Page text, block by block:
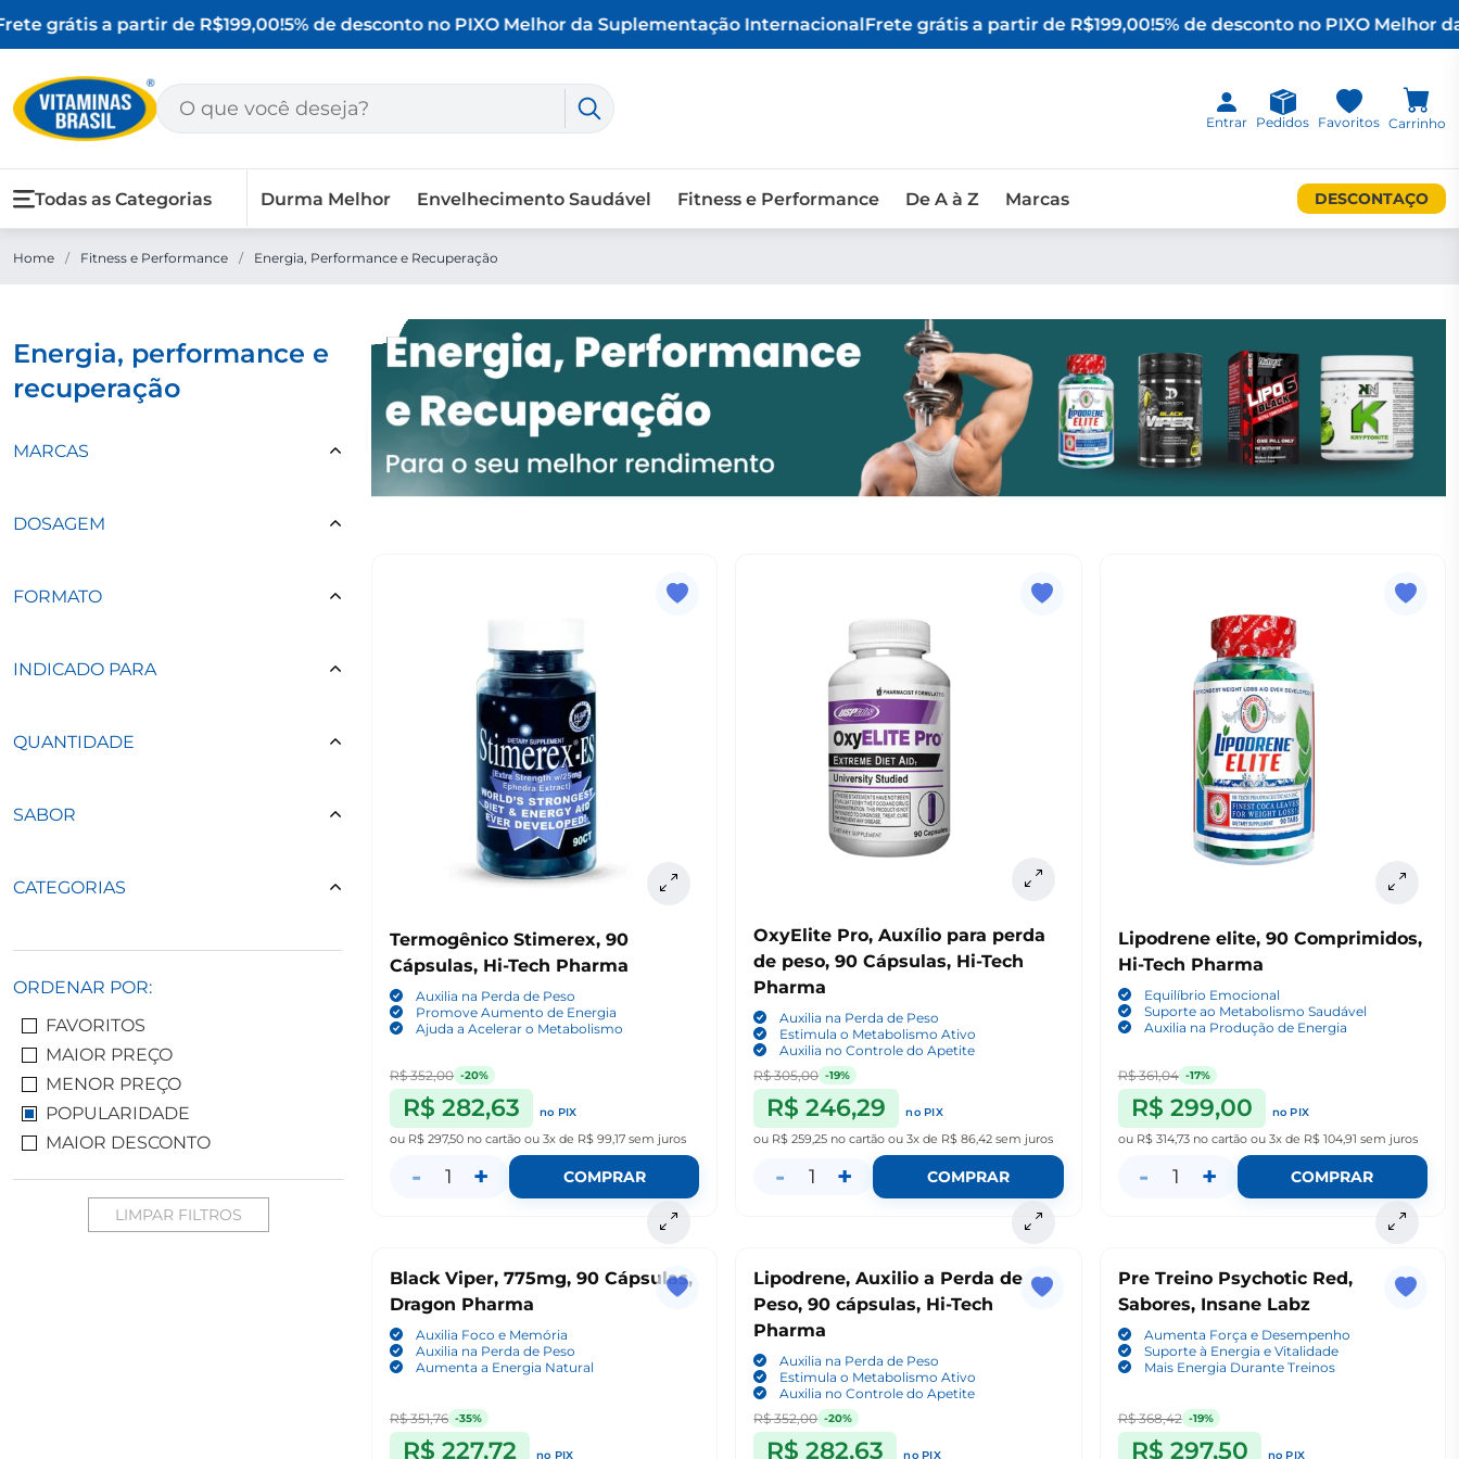
grátis a partir de R$199,00!5% de desconto no PIXO Melhor da Suplementação InternacionalFrete grátis a partir de R$199,00!5% de desconto no PIXO Melhor da
Entrar Pedidos Favoritos Carrinho
Todas as Categorias Durma Melhor Envelhecimento Saudável Fitness e Performance De A à Z Marcas DESCONTAÇO
Home / Fitness e Performance / Energia, Performance e Recuperação
energia, performance e
recuperação
MARCAS
DOSAGEM
FORMATO
INDICADO PARA
QUANTIDADE
SABOR
CATEGORIAS
ORDENAR POR:
FAVORITOS
MAIOR PREÇO
MENOR PREÇO
POPULARIDADE
MAIOR DESCONTO
LIMPAR FILTROS
Termogênico Stimerex, 90
Cápsulas, Hi-Tech Pharma
Auxilia na Perda de Peso
Promove Aumento de Energia
Ajuda a Acelerar o Metabolismo
R$ 352,00 -20%
R$ 282,63
no PIX
ou R$ 297,50 no cartão ou 3x de R$ 99,17 sem juros
- 1 + COMPRAR
OxyElite Pro, Auxílio para perda
de peso, 90 Cápsulas, Hi-Tech
Pharma
Auxilia na Perda de Peso
Estimula o Metabolismo Ativo
Auxilia no Controle do Apetite
R$ 305,00 -19%
R$ 246,29
no PIX
ou R$ 259,25 no cartãoou3x de R$ 86,42 sem juros
- 1 + COMPRAR
Lipodrene elite, 90 Comprimidos,
Hi-Tech Pharma
Equilíbrio Emocional
Suporte ao Metabolismo Saudável
Auxilia na Produção de Energia
R$ 361,04 -17%
R$ 299,00
no PIX
ou R$ 314,73 no cartão ou 3x de R$ 104,91 sem juros
- 1 + COMPRAR
Black Viper, 775mg, 90 Cápsulas,
Dragon Pharma
Auxilia Foco e Memória
Auxilia na Perda de Peso
Aumenta a Energia Natural
R$ 351,76 -35%
R$ 227,72
no PIX
Lipodrene, Auxilio a Perda de
Peso, 90 cápsulas, Hi-Tech
Pharma
Auxilia na Perda de Peso
Estimula o Metabolismo Ativo
Auxilia no Controle do Apetite
R$ 352,00 -20%
R$ 282,63
no PIX
Pre Treino Psychotic Red,
Sabores, Insane Labz
Aumenta Força e Desempenho
Suporte à Energia e Vitalidade
Mais Energia Durante Treinos
R$ 368,42 -19%
R$ 297,50
no PIX